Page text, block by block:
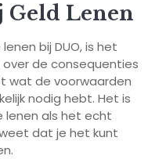
Geld Lenen
bij DUO, is het
de consequenties
wat de voorwaarden
nodig hebt. Het is
lenen als het echt
dat je het kunt